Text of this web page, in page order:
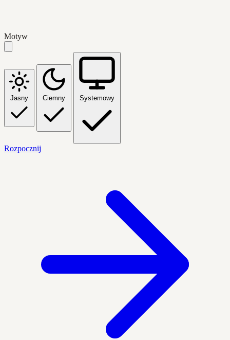
Motyw
Jasny Ciemny Systemowy
Rozpocznij